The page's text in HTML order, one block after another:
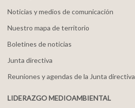
Noticias y medios de comunicación
Nuestro mapa de territorio
Boletines de noticias
Junta directiva
Reuniones y agendas de la Junta directiva
LIDERAZGO MEDIOAMBIENTAL